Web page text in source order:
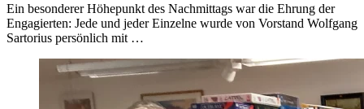
Ein besonderer Höhepunkt des Nachmittags war die Ehrung der
Engagierten: Jede und jeder Einzelne wurde von Vorstand Wolfgang
Sartorius persönlich mit …